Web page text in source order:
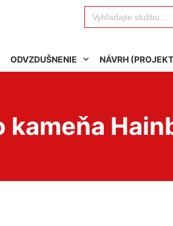
Search
for:
ODVZDUŠNENIE NÁVRH